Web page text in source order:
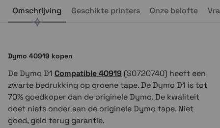
Omschrijving Geschikte printers Onze belofte
Dymo 40919 kopen
De Dymo D1 Compatible 40919 (S0720740) heeft een
zwarte bedrukking op groene tape. De Dymo D1 is tot
70% goedkoper dan de originele Dymo. De kwaliteit
doet niets onder aan de originele Dymo tape. Niet
goed, geld terug garantie.